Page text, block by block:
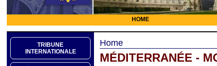
HOME
TRIBUNE
INTERNATIONALE
Home
MÉDITERRANÉE -